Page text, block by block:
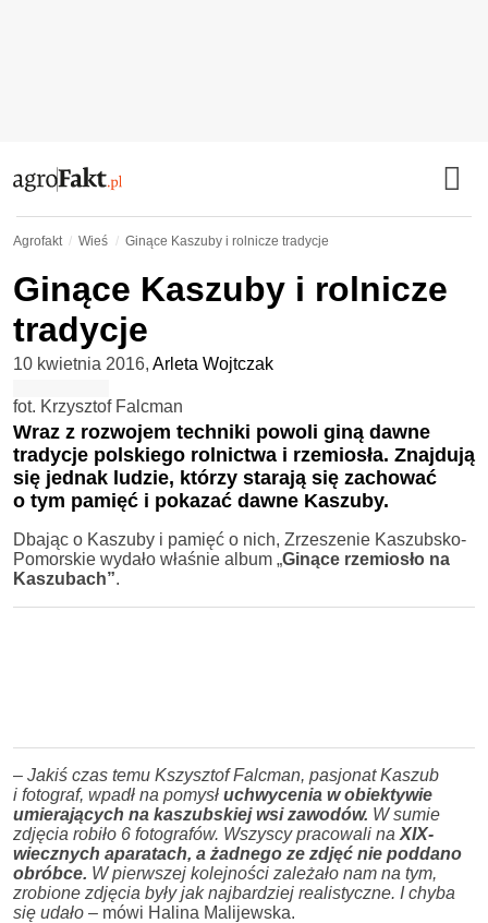
Agrofakt Wieś Ginące Kaszuby i rolnicze tradycje
Ginące Kaszuby i rolnicze
tradycje
10 kwietnia 2016, Arleta Wojtczak
fot. Krzysztof Falcman
Wraz z rozwojem techniki powoli giną dawne
tradycje polskiego rolnictwa i rzemiosła. Znajdują
się jednak ludzie, którzy starają się zachować
o tym pamięć i pokazać dawne Kaszuby.
Dbając o Kaszuby i pamięć o nich, Zrzeszenie Kaszubsko-
Pomorskie wydało właśnie album „Ginące rzemiosło na
Kaszubach”.
– Jakiś czas temu Kszysztof Falcman, pasjonat Kaszub
i fotograf, wpadł na pomysł uchwycenia w obiektywie
umierających na kaszubskiej wsi zawodów. W sumie
zdjęcia robiło 6 fotografów. Wszyscy pracowali na XIX-
wiecznych aparatach, a żadnego ze zdjęć nie poddano
obróbce. W pierwszej kolejności zależało nam na tym,
zrobione zdjęcia były jak najbardziej realistyczne. I chyba
się udało – mówi Halina Malijewska.